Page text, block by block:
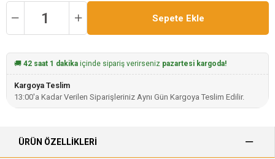
🚚 42 saat 1 dakika içinde sipariş verirseniz pazartesi kargoda!
Kargoya Teslim
13:00'a Kadar Verilen Siparişleriniz Aynı Gün Kargoya Teslim Edilir.
ÜRÜN ÖZELLIKLERI